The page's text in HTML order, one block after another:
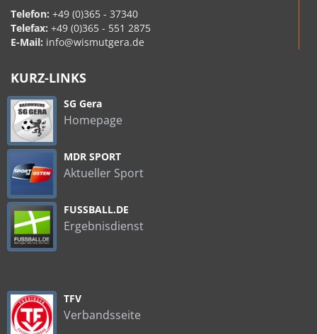
Telefon: +49 (0)365 - 37340
Telefax: +49 (0)365 - 551 2875
E-Mail: info@wismutgera.de
KURZ-LINKS
SG Gera
Homepage
MDR SPORT
Aktueller Sport
FUSSBALL.DE
Ergebnisdienst
TFV
Verbandsseite